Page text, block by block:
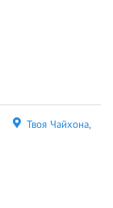
Твоя Чайхона,